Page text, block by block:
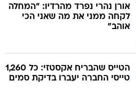
אורן נהרי נפרד מהרדיו: "המחלה
לקחה ממני את מה שאני הכי
אוהב"
הטייס שהבריח אקסטזי: כל 1,260
טייסי החברה יעברו בדיקת סמים